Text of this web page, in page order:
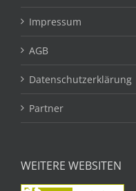
Impressum
AGB
Datenschutzerklärung
Partner
WEITERE WEBSITEN